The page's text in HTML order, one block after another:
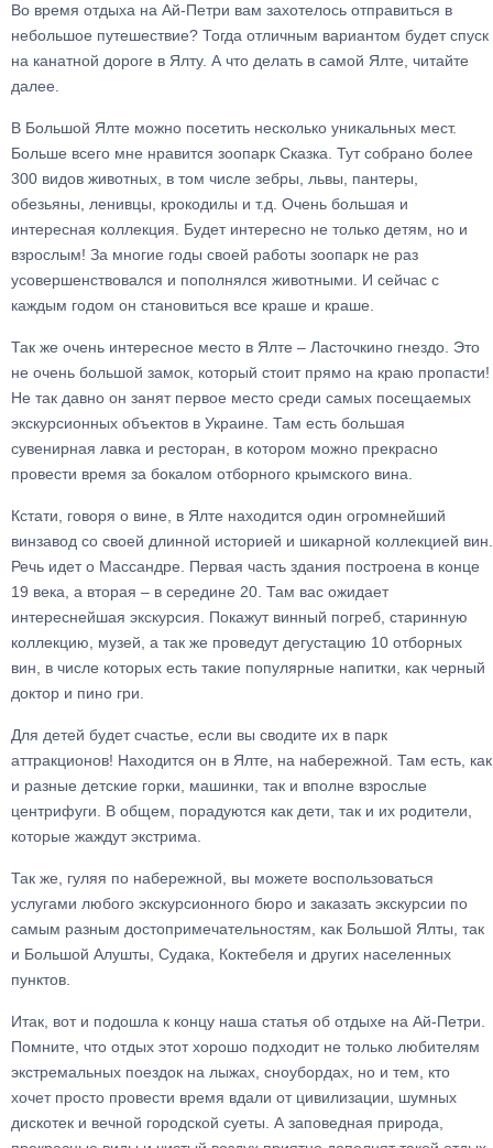
Во время отдыха на Ай-Петри вам захотелось отправиться в
небольшое путешествие? Тогда отличным вариантом будет спуск
на канатной дороге в Ялту. А что делать в самой Ялте, читайте
далее.
В Большой Ялте можно посетить несколько уникальных мест.
Больше всего мне нравится зоопарк Сказка. Тут собрано более
300 видов животных, в том числе зебры, львы, пантеры,
обезьяны, ленивцы, крокодилы и т.д. Очень большая и
интересная коллекция. Будет интересно не только детям, но и
взрослым! За многие годы своей работы зоопарк не раз
усовершенствовался и пополнялся животными. И сейчас с
каждым годом он становиться все краше и краше.
Так же очень интересное место в Ялте – Ласточкино гнездо. Это
не очень большой замок, который стоит прямо на краю пропасти!
Не так давно он занят первое место среди самых посещаемых
экскурсионных объектов в Украине. Там есть большая
сувенирная лавка и ресторан, в котором можно прекрасно
провести время за бокалом отборного крымского вина.
Кстати, говоря о вине, в Ялте находится один огромнейший
винзавод со своей длинной историей и шикарной коллекцией вин.
Речь идет о Массандре. Первая часть здания построена в конце
19 века, а вторая – в середине 20. Там вас ожидает
интереснейшая экскурсия. Покажут винный погреб, старинную
коллекцию, музей, а так же проведут дегустацию 10 отборных
вин, в числе которых есть такие популярные напитки, как черный
доктор и пино гри.
Для детей будет счастье, если вы сводите их в парк
аттракционов! Находится он в Ялте, на набережной. Там есть, как
и разные детские горки, машинки, так и вполне взрослые
центрифуги. В общем, порадуются как дети, так и их родители,
которые жаждут экстрима.
Так же, гуляя по набережной, вы можете воспользоваться
услугами любого экскурсионного бюро и заказать экскурсии по
самым разным достопримечательностям, как Большой Ялты, так
и Большой Алушты, Судака, Коктебеля и других населенных
пунктов.
Итак, вот и подошла к концу наша статья об отдыхе на Ай-Петри.
Помните, что отдых этот хорошо подходит не только любителям
экстремальных поездок на лыжах, сноубордах, но и тем, кто
хочет просто провести время вдали от цивилизации, шумных
дискотек и вечной городской суеты. А заповедная природа,